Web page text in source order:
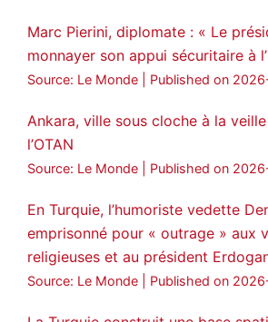
Marc Pierini, diplomate : « Le
monnayer son appui sécuritaire à
Source: Le Monde Published on
Ankara, ville sous cloche à la
l’OTAN
Source: Le Monde Published on
En Turquie, l’humoriste vedette
emprisonné pour « outrage » aux
religieuses et au président
Source: Le Monde Published on